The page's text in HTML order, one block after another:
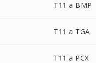
T11 a BMP
T11 a TGA
T11 a PCX